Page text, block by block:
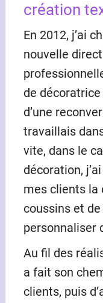
création
En 2012, j’ai
nouvelle
de décoratrice
d’une
travaillais
vite, dans le
décoration,
mes clients la
coussins et
personnaliser
Au fil des
a fait son
clients, puis